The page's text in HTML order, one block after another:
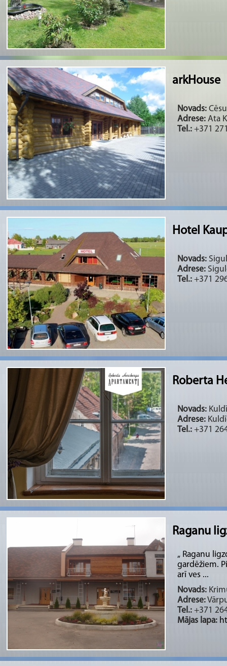
arkHouse
Novads:
Adrese: Ata
Tel.: +371
Hotel
Novads:
Adrese:
Tel.: +371
Roberta
Novads:
Adrese:
Tel.: +371
Raganu
„ Raganu
gardēžiem.
arī ves ...
Novads:
Adrese:
Tel.: +371
Mājas lapa: